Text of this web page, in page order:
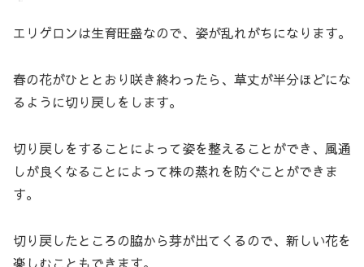
エリゲロンは生育旺盛なので、姿が乱れがちになります。
春の花がひととおり咲き終わったら、草丈が半分ほどにな
るように切り戻しをします。
切り戻しをすることによって姿を整えることができ、風通
しが良くなることによって株の蒸れを防ぐことができま
す。
切り戻したところの脇から芽が出てくるので、新しい花を
楽しむこともできます。